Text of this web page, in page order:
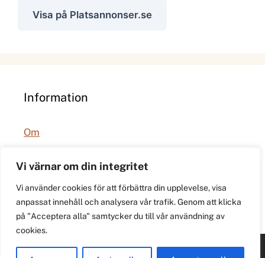
Vi värnar om din integritet
Vi använder cookies för att förbättra din upplevelse, visa
anpassat innehåll och analysera vår trafik. Genom att klicka
på "Acceptera alla" samtycker du till vår användning av
cookies.
Visa på Platsannonser.se
Information
Om